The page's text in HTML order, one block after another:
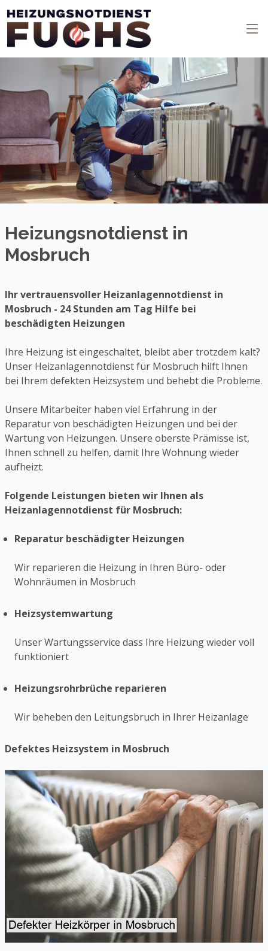
Heizungsnotdienst in
Mosbruch
Ihr vertrauensvoller Heizanlagennotdienst in
Mosbruch - 24 Stunden am Tag Hilfe bei
beschädigten Heizungen
Ihre Heizung ist eingeschaltet, bleibt aber trotzdem kalt?
Unser Heizanlagennotdienst für Mosbruch hilft Ihnen
bei Ihrem defekten Heizsystem und behebt die Probleme.
Unsere Mitarbeiter haben viel Erfahrung in der
Reparatur von beschädigten Heizungen und bei der
Wartung von Heizungen. Unsere oberste Prämisse ist,
Ihnen schnell zu helfen, damit Ihre Wohnung wieder
aufheizt.
Folgende Leistungen bieten wir Ihnen als
Heizanlagennotdienst für Mosbruch:
Reparatur beschädigter Heizungen
Wir reparieren die Heizung in Ihren Büro- oder
Wohnräumen in Mosbruch
Heizsystemwartung
Unser Wartungsservice dass Ihre Heizung wieder voll
funktioniert
Heizungsrohrbrüche reparieren
Wir beheben den Leitungsbruch in Ihrer Heizanlage
Defektes Heizsystem in Mosbruch